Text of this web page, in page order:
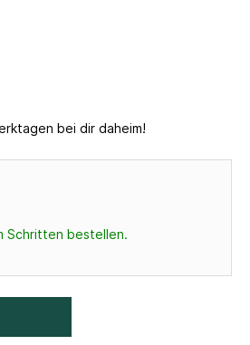
bei dir daheim!
Schritten bestellen.